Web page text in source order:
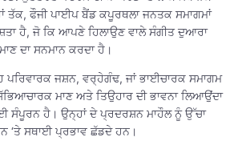
ਤੱਕ, ਫੌਜੀ ਪਾਈਪ ਬੈਂਡ ਕਪੂਰਥਲਾ ਜਨਤਕ ਸਮਾਗਮਾਂ
ਹੈ, ਜੋ ਕਿ ਆਪਣੇ ਹਿਲਾਉਣ ਵਾਲੇ ਸੰਗੀਤ ਦੁਆਰਾ
ਦਾ ਸਨਮਾਨ ਕਰਦਾ ਹੈ।
ਪਰਿਵਾਰਕ ਜਸ਼ਨ, ਵਰ੍ਹੇਗੰਢ, ਜਾਂ ਭਾਈਚਾਰਕ ਸਮਾਗਮ
ਮਾਣ ਅਤੇ ਤਿਉਹਾਰ ਦੀ ਭਾਵਨਾ ਲਿਆਉਂਦਾ
ਸੰਪੂਰਨ ਹੈ। ਉਨ੍ਹਾਂ ਦੇ ਪ੍ਰਦਰਸ਼ਨ ਮਾਹੌਲ ਨੂੰ ਉੱਚਾ
‘ਤੇ ਸਥਾਈ ਪ੍ਰਭਾਵ ਛੱਡਦੇ ਹਨ।